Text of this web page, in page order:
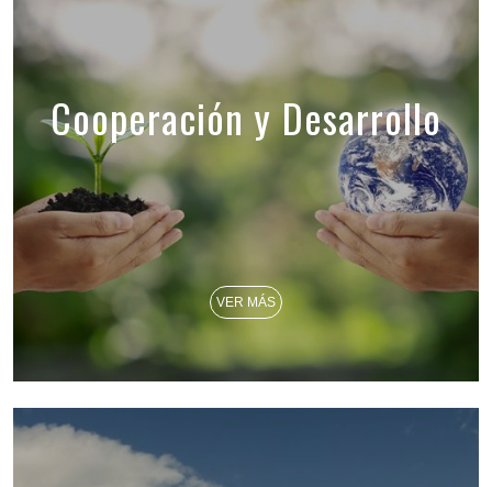
Cooperación y Desarrollo
VER MÁS